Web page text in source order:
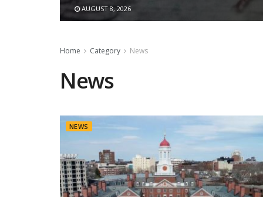
AUGUST 8, 2026
Home Category News
News
NEWS